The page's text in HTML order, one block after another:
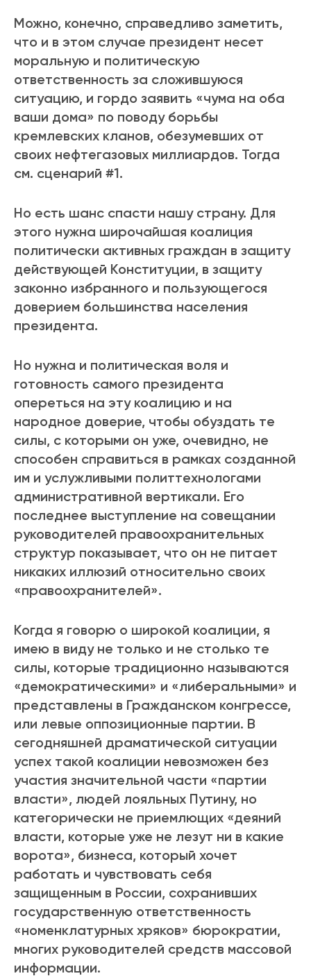
Можно, конечно, справедливо заметить,
что и в этом случае президент несет
моральную и политическую
ответственность за сложившуюся
ситуацию, и гордо заявить «чума на оба
ваши дома» по поводу борьбы
кремлевских кланов, обезумевших от
своих нефтегазовых миллиардов. Тогда
см. cценарий #1.
Но есть шанс спасти нашу cтрану. Для
этого нужна широчайшая коалиция
политически активных граждан в защиту
действующей Конституции, в защиту
законно избранного и пользующегося
доверием большинства населения
президента.
Но нужна и политическая воля и
готовность самого президента
опереться на эту коалицию и на
народное доверие, чтобы обуздать те
силы, с которыми он уже, очевидно, не
способен справиться в рамках созданной
им и услужливыми политтехнологами
административной вертикали. Его
последнее выступление на совещании
руководителей правоохранительных
структур показывает, что он не питает
никаких иллюзий относительно своих
«правоохранителей».
Когда я говорю о широкой коалиции, я
имею в виду не только и не столько те
силы, которые традиционно называются
«демократическими» и «либеральными» и
представлены в Гражданском конгрессе,
или левые оппозиционные партии. В
сегодняшней драматической ситуации
успех такой коалиции невозможен без
участия значительной части «партии
власти», людей лояльных Путину, но
категорически не приемлющих «деяний
власти, которые уже не лезут ни в какие
ворота», бизнеса, который хочет
работать и чувствовать себя
защищенным в России, сохранивших
государственную ответственность
«номенклатурных хряков» бюрократии,
многих руководителей средств массовой
информации.